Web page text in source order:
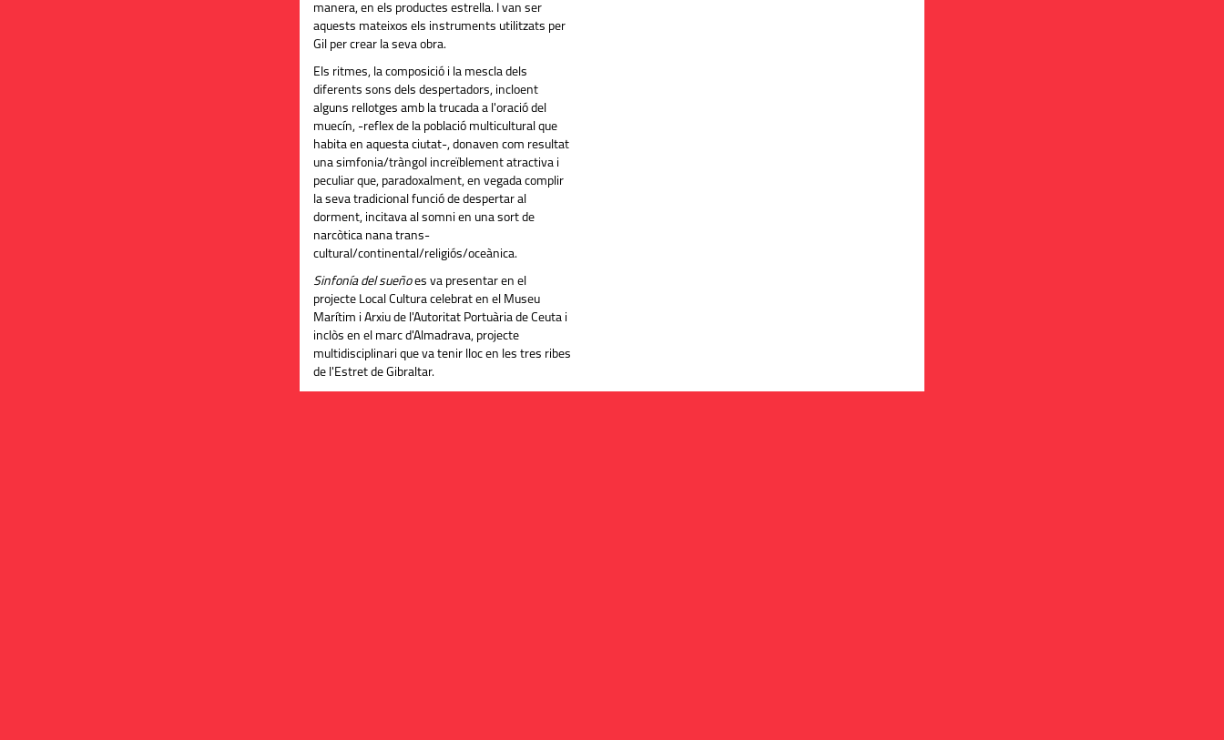
manera, en els productes estrella. I van ser
aquests mateixos els instruments utilitzats per
Gil per crear la seva obra.
Els ritmes, la composició i la mescla dels
diferents sons dels despertadors, incloent
alguns rellotges amb la trucada a l'oració del
muecín, -reflex de la població multicultural que
habita en aquesta ciutat-, donaven com resultat
una simfonia/tràngol increïblement atractivai
peculiar que, paradoxalment, en vegada complir
la seva tradicional funció de despertar al
dorment, incitava al somni en una sort de
narcòtica nana trans-
cultural/continental/religiós/oceànica.
Sinfonía del sueñoes va presentar en el
projecte Local Cultura celebrat en el Museu
Marítim i Arxiu de l'Autoritat Portuària de Ceuta i
inclòs en el marc d'Almadrava, projecte
multidisciplinari que va tenir lloc en les tres ribes
de l'Estret de Gibraltar.